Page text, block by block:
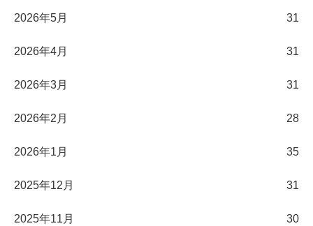
2026年5月 31
2026年4月 31
2026年3月 31
2026年2月 28
2026年1月 35
2025年12月 31
2025年11月 30